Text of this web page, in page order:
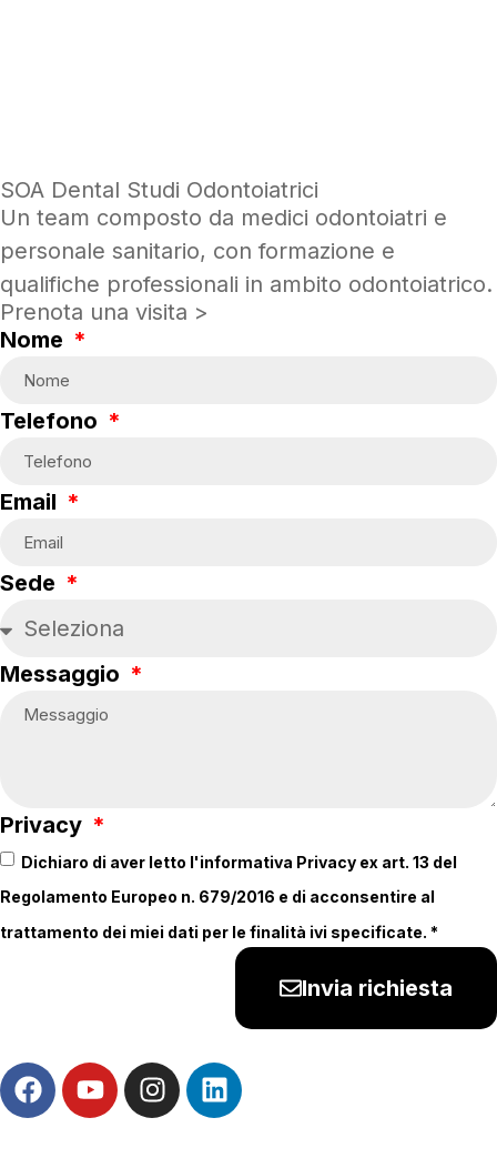
SOA Dental Studi Odontoiatrici
Un team composto da medici odontoiatri e
personale sanitario, con formazione e
qualifiche professionali in ambito odontoiatrico.
Prenota una visita >
Nome
Telefono
Email
Sede
Messaggio
Privacy
Dichiaro di aver letto l'informativa Privacy ex art. 13 del
Regolamento Europeo n. 679/2016 e di acconsentire al
trattamento dei miei dati per le finalità ivi specificate. *
Invia richiesta